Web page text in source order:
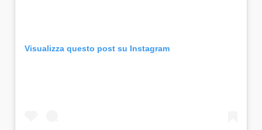
Visualizza questo post su Instagram